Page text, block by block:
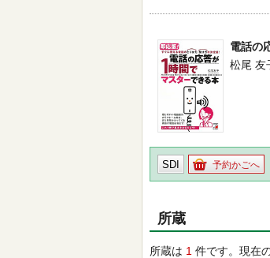
電話の
松尾 友
SDI 予約かごへ
所蔵
所蔵は 1 件です。現在